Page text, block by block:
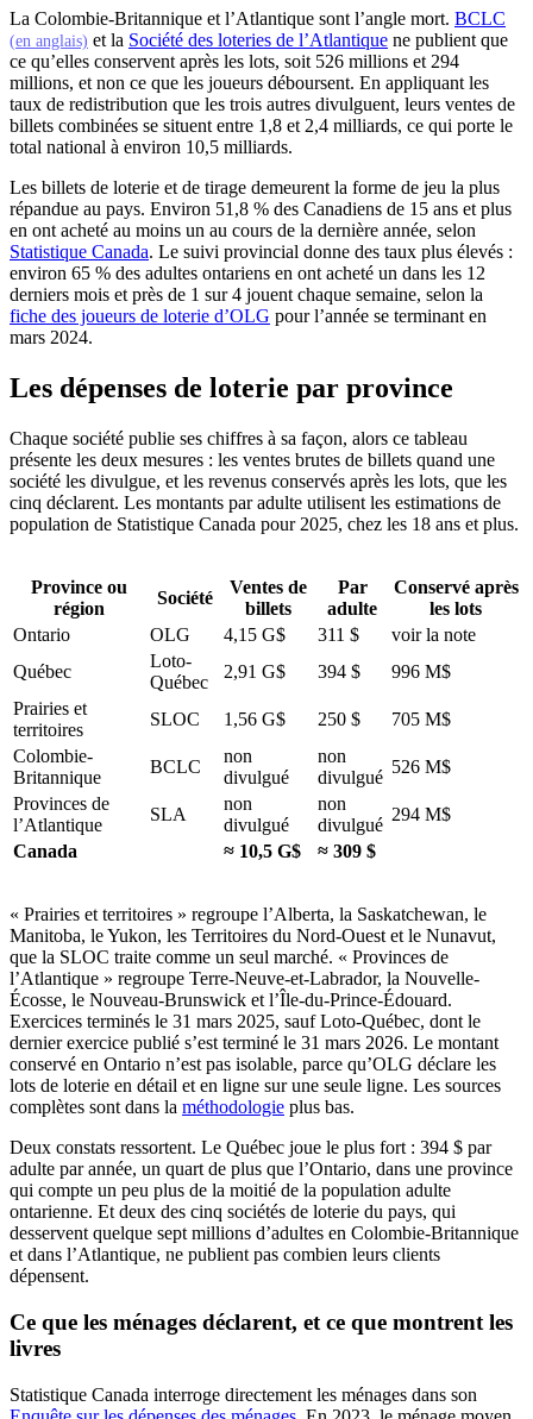
La Colombie-Britannique et l’Atlantique sont l’angle mort. BCLC
(en anglais) (s'ouvre dans un nouvel onglet)
et la Société des loteries de l’Atlantique(s'ouvre dans un
ne publient que
ce qu’elles conservent après les lots, soit 526 millions et 294
millions, et non ce que les joueurs déboursent. En appliquant les
taux de redistribution que les trois autres divulguent, leurs ventes de
billets combinées se situent entre 1,8 et 2,4 milliards, ce qui porte le
total national à environ 10,5 milliards.
Les billets de loterie et de tirage demeurent la forme de jeu la plus
répandue au pays. Environ 51,8 % des Canadiens de 15 ans et plus
en ont acheté au moins un au cours de la dernière année, selon
Statistique Canada(s'ouvre dans un nouvel onglet)
. Le suivi provincial donne des taux plus élevés :
environ 65 % des adultes ontariens en ont acheté un dans les 12
derniers mois et près de 1 sur 4 jouent chaque semaine, selon la
fiche des joueurs de loterie d’OLG (s'ouvre dans un nouvel onglet)
pour l’année se terminant en
mars 2024.
Les dépenses de loterie par province
Chaque société publie ses chiffres à sa façon, alors ce tableau
présente les deux mesures : les ventes brutes de billets quand une
société les divulgue, et les revenus conservés après les lots, que les
cinq déclarent. Les montants par adulte utilisent les estimations de
population de Statistique Canada pour 2025, chez les 18 ans et plus.
Province ou
région
Société
Ventes de
billets
Par
adulte
Conservé après
les lots
Ontario
OLG 4,15 G$ 311 $
voir la note
Québec
Loto-
Québec
2,91 G$ 394 $
996 M$
Prairies et
territoires
SLOC 1,56 G$ 250 $
705 M$
Colombie-
Britannique
BCLC
non
divulgué
non
divulgué
526 M$
Provinces de
l’Atlantique
SLA
non
divulgué
non
divulgué
294 M$
Canada
≈ 10,5 G$ ≈ 309 $
« Prairies et territoires » regroupe l’Alberta, la Saskatchewan, le
Manitoba, le Yukon, les Territoires du Nord-Ouest et le Nunavut,
que la SLOC traite comme un seul marché. « Provinces de
l’Atlantique » regroupe Terre-Neuve-et-Labrador, la Nouvelle-
Écosse, le Nouveau-Brunswick et l’Île-du-Prince-Édouard.
Exercices terminés le 31 mars 2025, sauf Loto-Québec, dont le
dernier exercice publié s’est terminé le 31 mars 2026. Le montant
conservé en Ontario n’est pas isolable, parce qu’OLG déclare les
lots de loterie en détail et en ligne sur une seule ligne. Les sources
complètes sont dans la méthodologie plus bas.
Deux constats ressortent. Le Québec joue le plus fort : 394 $ par
adulte par année, un quart de plus que l’Ontario, dans une province
qui compte un peu plus de la moitié de la population adulte
ontarienne. Et deux des cinq sociétés de loterie du pays, qui
desservent quelque sept millions d’adultes en Colombie-Britannique
et dans l’Atlantique, ne publient pas combien leurs clients
dépensent.
Ce que les ménages déclarent, et ce que montrent les
livres
Statistique Canada interroge directement les ménages dans son
(s'ouvre dans un nouvel onglet)